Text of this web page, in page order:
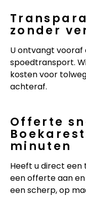
zonder
U ontvangt vooraf
spoedtransport.
kosten voor
achteraf.
Offerte
minuten
Heeft u direct een
een offerte aan
een scherp, op